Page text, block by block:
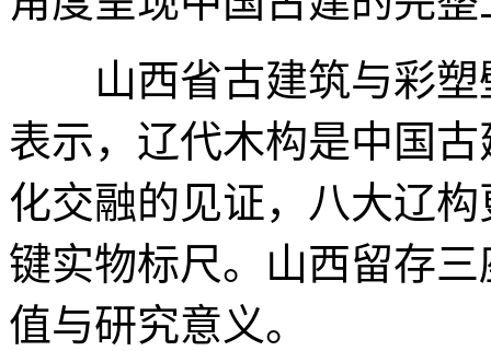
山西省古建筑与彩塑
表示，辽代木构是中国
化交融的见证，八大辽
键实物标尺。山西留存
值与研究意义。